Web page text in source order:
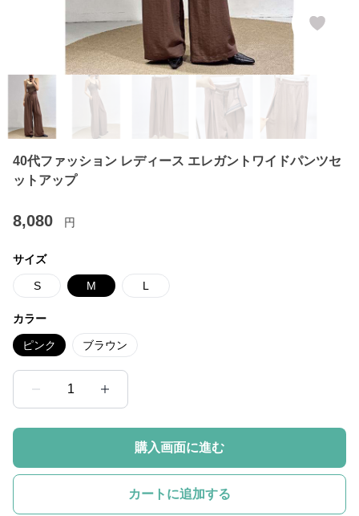
40代ファッション レディース エレガントワイドパンツセ
ットアップ
8,080 円
サイズ
S M L
カラー
ピンク ブラウン
1
購入画面に進む
カートに追加する